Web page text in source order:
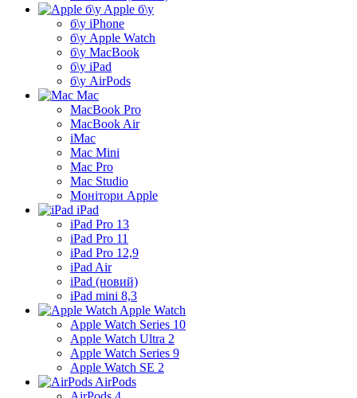
Apple б\у
б\у iPhone
б\у Apple Watch
б\у MacBook
б\у iPad
б\у AirPods
Mac
MacBook Pro
MacBook Air
iMac
Mac Mini
Mac Pro
Mac Studio
Монітори Apple
iPad
iPad Pro 13
iPad Pro 11
iPad Pro 12,9
iPad Air
iPad (новий)
iPad mini 8,3
Apple Watch
Apple Watch Series 10
Apple Watch Ultra 2
Apple Watch Series 9
Apple Watch SE 2
AirPods